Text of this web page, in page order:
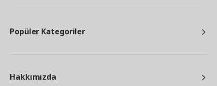
Popüler Kategoriler
Hakkımızda